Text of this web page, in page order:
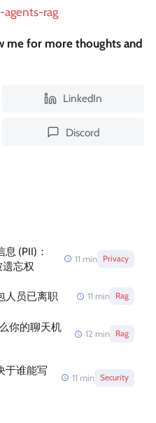
rag
me for more thoughts and
LinkedIn
Discord
(PII)：
忘权
11 min Privacy
人员已离职 11 min Rag
你的聊天机
12 min Rag
于谁能写
11 min Security